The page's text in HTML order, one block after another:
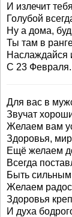
И излечит
Голубой
Ну а дома,
Ты там в
Наслаждайся
С 23 Февраля.
Для вас в
Звучат
Желаем вам
Здоровья,
Ещё желаем
Всегда
Быть
Желаем
Здоровья
И духа